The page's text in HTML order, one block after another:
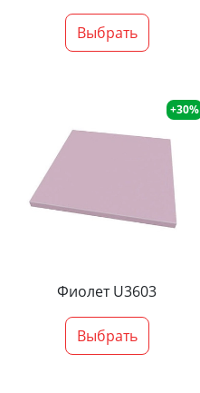
Выбрать
+30%
Фиолет U3603
Выбрать